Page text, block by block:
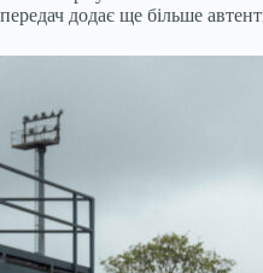
передач додає ще більше